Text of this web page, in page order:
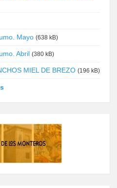
Mayo (638 kB)
Abril (380 kB)
MIEL DE BREZO (196 kB)